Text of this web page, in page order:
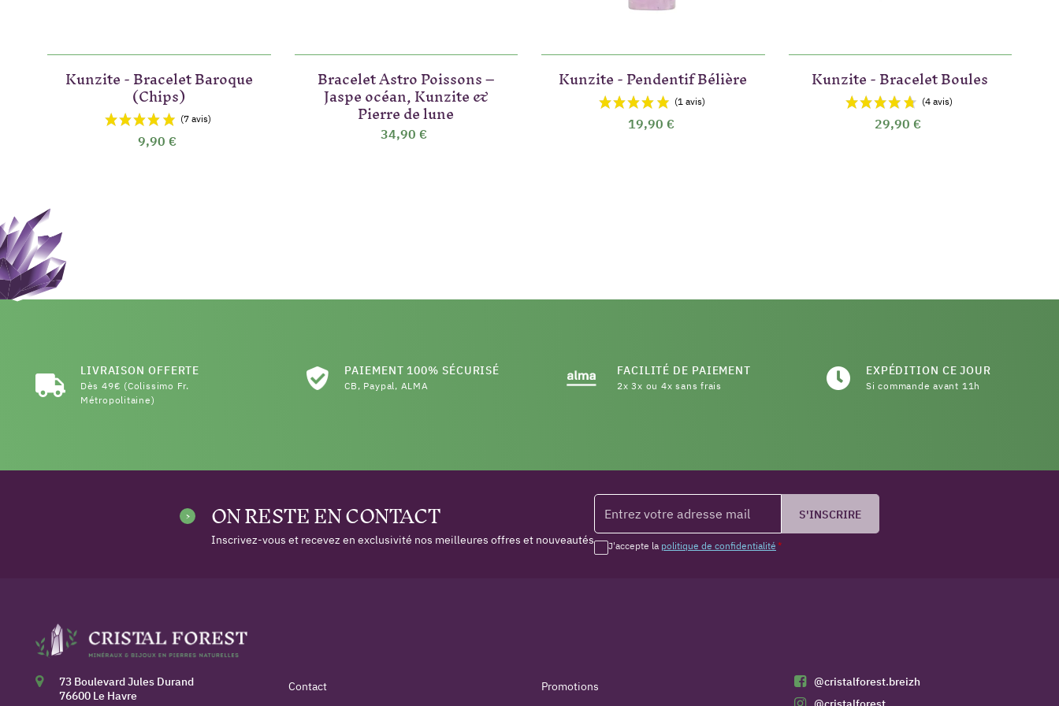
Kunzite - Bracelet Baroque
(Chips)
9,90 €
Bracelet Astro Poissons –
Jaspe océan, Kunzite &
Pierre de lune
34,90 €
Kunzite - Pendentif Bélière
19,90 €
Kunzite - Bracelet Boules
29,90 €
LIVRAISON OFFERTE
Dès 49€ (Colissimo Fr.
Métropolitaine)
PAIEMENT 100% SÉCURISÉ
CB, Paypal, ALMA
FACILITÉ DE PAIEMENT
2x 3x ou 4x sans frais
EXPÉDITION CE JOUR
Si commande avant 11h
ON RESTE EN CONTACT
Inscrivez-vous et recevez en exclusivité nos meilleures offres et nouveautés J'accepte la politique de confidentialité *
S'INSCRIRE
73 Boulevard Jules Durand
76600 Le Havre
Contact Promotions
@cristalforest.breizh